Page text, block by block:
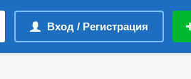
Вход / Регистрация